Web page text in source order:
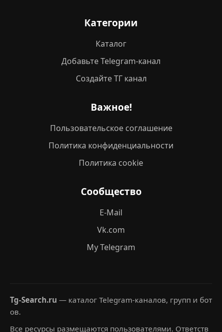
Категории
Каталог
Добавьте Telegram-канал
Создайте ТГ канал
Важное!
Пользовательское соглашение
Политика конфиденциальности
Политика cookie
Сообщество
E-Mail
Vk.com
My Telegram
Tg-Search.ru — каталог Telegram-каналов, групп и бот
ов.
Все ресурсы размещаются пользователями. Ответств